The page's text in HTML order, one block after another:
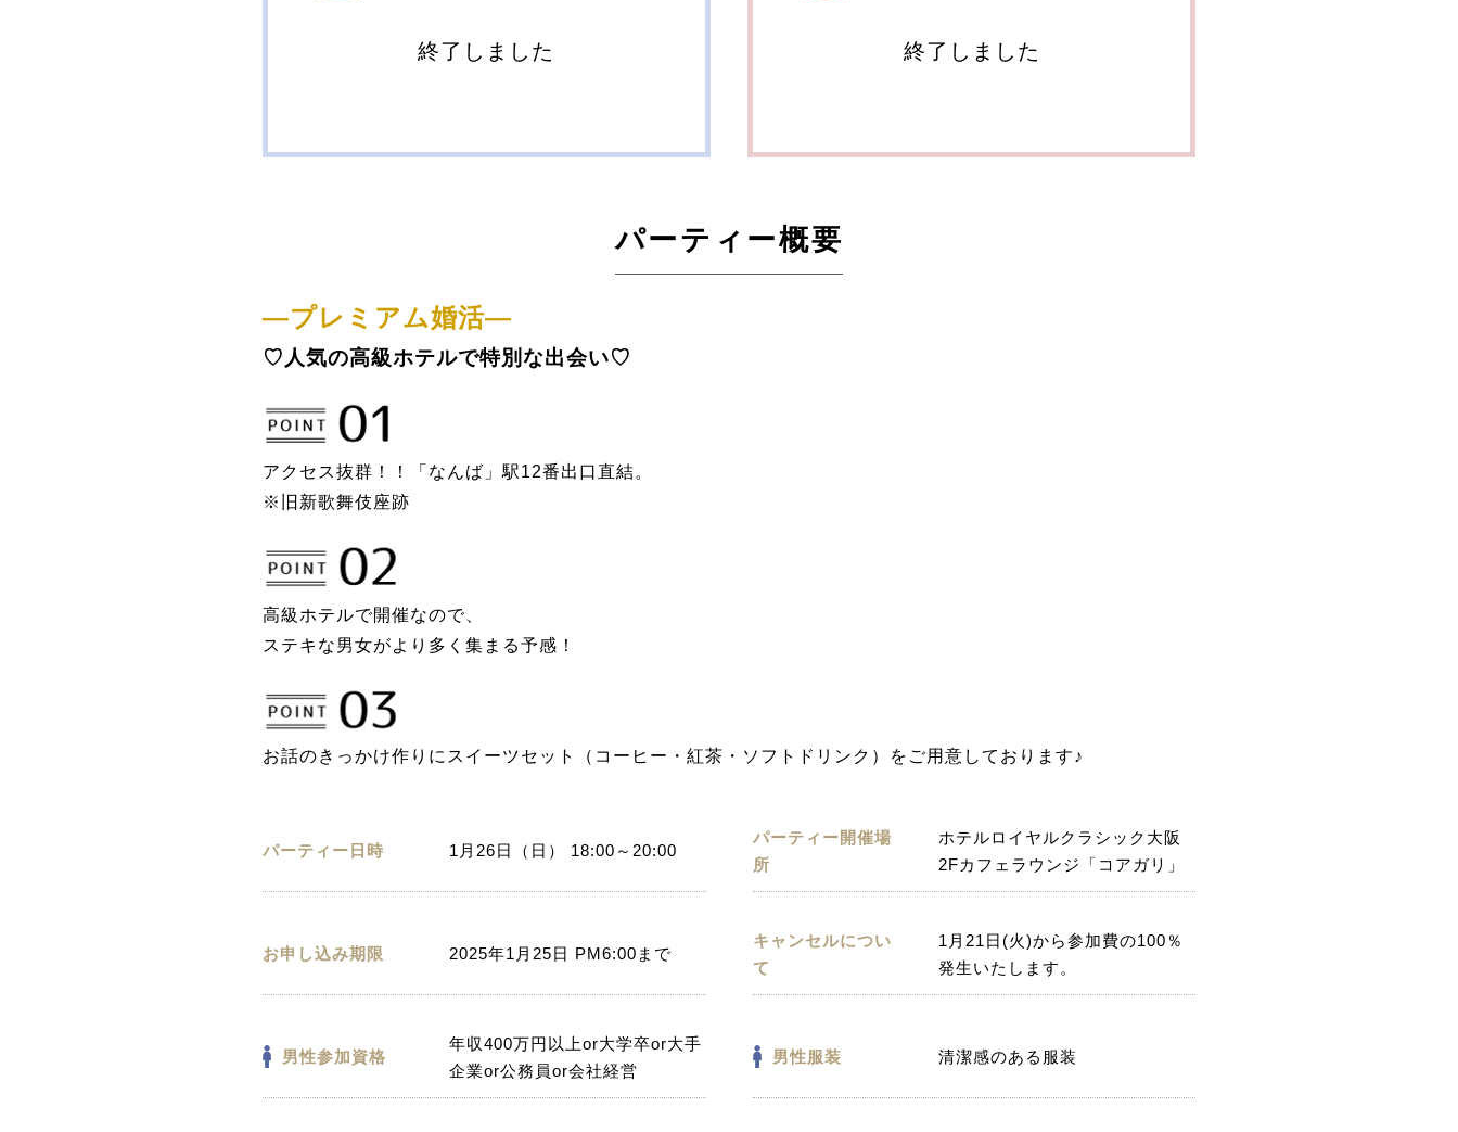
終了しました 終了しました
パーティー概要
―プレミアム婚活―
♡人気の高級ホテルで特別な出会い♡
アクセス抜群！！「なんば」駅12番出口直結。
※旧新歌舞伎座跡
高級ホテルで開催なので、
ステキな男女がより多く集まる予感！
お話のきっかけ作りにスイーツセット（コーヒー・紅茶・ソフトドリンク）をご用意しております♪
パーティー日時 1月26日（日） 18:00～20:00
パーティー開催場
所
ホテルロイヤルクラシック大阪
2Fカフェラウンジ「コアガリ」
お申し込み期限 2025年1月25日 PM6:00まで
キャンセルについ
て
1月21日(火)から参加費の100％
発生いたします。
男性参加資格
年収400万円以上or大学卒or大手
企業or公務員or会社経営
男性服装 清潔感のある服装